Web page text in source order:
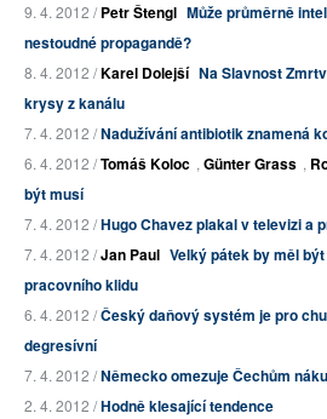
9. 4. 2012 /Petr Štengl Může průměrně
nestoudné propagandě?
8. 4. 2012 /Karel Dolejší Na Slavnost
krysy z kanálu
7. 4. 2012 /Nadužívání antibiotik znamená
6. 4. 2012 /Tomáš Koloc , Günter Grass ,
být musí
7. 4. 2012 /Hugo Chavez plakal v televizi a
7. 4. 2012 /Jan Paul Velký pátek by měl
pracovního klidu
6. 4. 2012 /Český daňový systém je pro
degresívní
7. 4. 2012 /Německo omezuje Čechům
2. 4. 2012 /Hodně klesající tendence